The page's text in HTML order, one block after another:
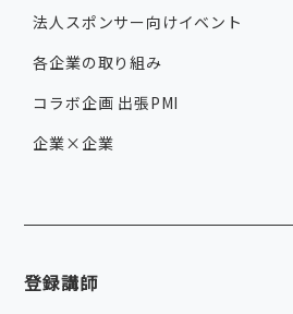
法人スポンサー向けイベント
各企業の取り組み
コラボ企画 出張PMI
企業×企業
登録講師